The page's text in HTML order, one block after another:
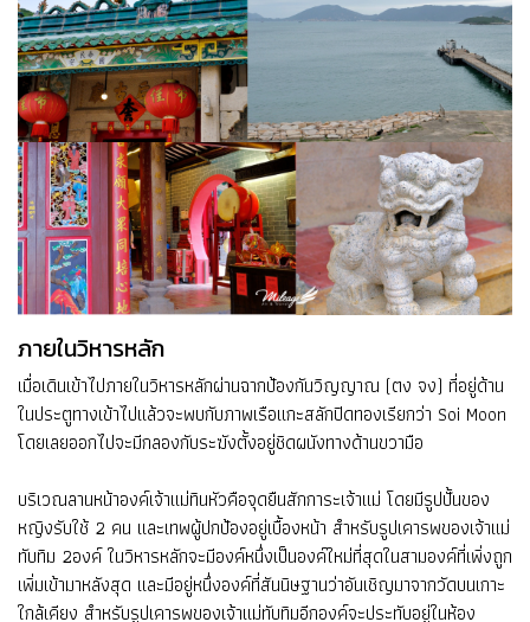
ภายในวิหารหลัก
เมื่อเดินเข้าไปภายในวิหารหลักผ่านฉากป้องกันวิญญาณ (ตง จง) ที่อยู่ด้าน
ในประตูทางเข้าไปแล้วจะพบกับภาพเรือแกะสลักปิดทองเรียกว่า Soi Moon
โดยเลยออกไปจะมีกลองกับระฆังตั้งอยู่ชิดผนังทางด้านขวามือ
บริเวณลานหน้าองค์เจ้าแม่ทินหัวคือจุดยืนสักการะเจ้าแม่ โดยมีรูปปั้นของ
หญิงรับใช้ 2 คน และเทพผู้ปกป้องอยู่เบื้องหน้า สำหรับรูปเคารพของเจ้าแม่
ทับทิม 2องค์ ในวิหารหลักจะมีองค์หนึ่งเป็นองค์ใหม่ที่สุดในสามองค์ที่เพิ่งถูก
เพิ่มเข้ามาหลังสุด และมีอยู่หนึ่งองค์ที่สันนิษฐานว่าอันเชิญมาจากวัดบนเกาะ
ใกล้เคียง สำหรับรูปเคารพของเจ้าแม่ทับทิมอีกองค์จะประทับอยู่ในห้อง